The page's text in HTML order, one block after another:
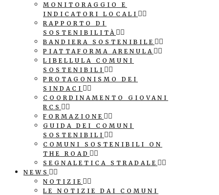
MONITORAGGIO E
INDICATORI LOCALI
RAPPORTO DI
SOSTENIBILITÀ
BANDIERA SOSTENIBILE
PIATTAFORMA ARENULA
LIBELLULA COMUNI
SOSTENIBILI
PROTAGONISMO DEI
SINDACI
COORDINAMENTO GIOVANI
RCS
FORMAZIONE
GUIDA DEI COMUNI
SOSTENIBILI
COMUNI SOSTENIBILI ON
THE ROAD
SEGNALETICA STRADALE
NEWS
NOTIZIE
LE NOTIZIE DAI COMUNI